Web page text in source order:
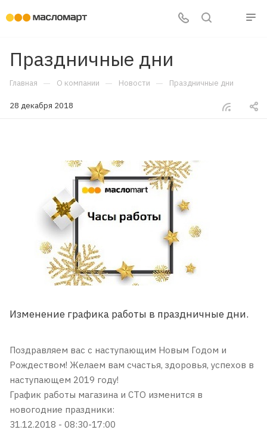
Праздничные дни
Главная — О компании — Новости — Праздничные дни
28 декабря 2018
Изменение графика работы в праздничные дни.
Поздравляем вас с наступающим Новым Годом и
Рождеством! Желаем вам счастья, здоровья, успехов в
наступающем 2019 году!
График работы магазина и СТО изменится в
новогодние праздники:
31.12.2018 - 08:30-17:00